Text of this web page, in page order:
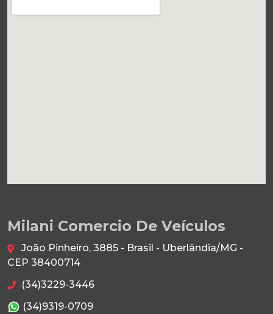
Milani Comercio De Veículos
João Pinheiro, 3885 - Brasil - Uberlândia/MG -
CEP 38400714
(34)3229-3446
(34)9319-0709